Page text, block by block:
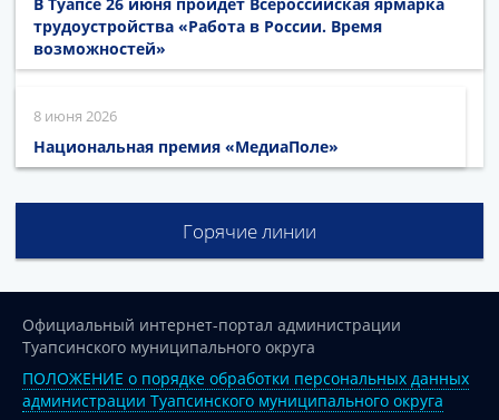
трудоустройства «Работа в России. Время
возможностей»
8 июня 2026
Национальная премия «МедиаПоле»
Горячие линии
Официальный интернет-портал администрации
Туапсинского муниципального округа
ПОЛОЖЕНИЕ о порядке обработки персональных данных
администрации Туапсинского муниципального округа